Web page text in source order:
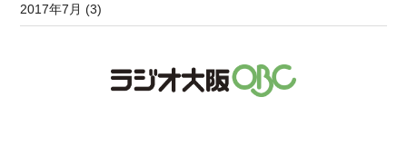
2017年7月 (3)